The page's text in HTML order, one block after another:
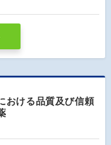
おける品質及び信頼